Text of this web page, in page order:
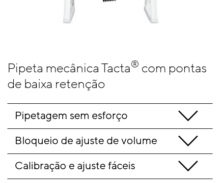
Pipeta mecânica Tacta® com pontas
de baixa retenção
Pipetagem sem esforço
Bloqueio de ajuste de volume
Calibração e ajuste fáceis